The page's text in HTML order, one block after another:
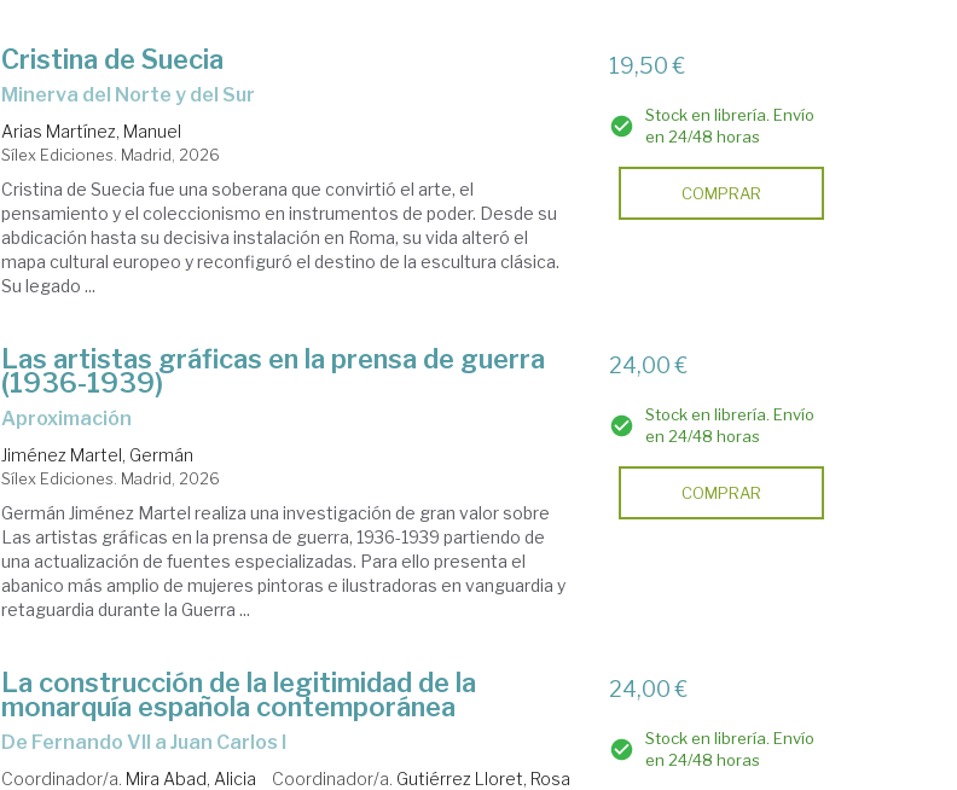
Cristina de Suecia
Minerva del Norte y del Sur
Arias Martínez, Manuel
Sílex Ediciones. Madrid, 2026
Cristina de Suecia fue una soberana que convirtió el arte, el
pensamiento y el coleccionismo en instrumentos de poder. Desde su
abdicación hasta su decisiva instalación en Roma, su vida alteró el
mapa cultural europeo y reconfiguró el destino de la escultura clásica.
Su legado ...
19,50 €
Stock en librería. Envío
en 24/48 horas
COMPRAR
Las artistas gráficas en la prensa de guerra
(1936-1939)
Aproximación
Jiménez Martel, Germán
Sílex Ediciones. Madrid, 2026
Germán Jiménez Martel realiza una investigación de gran valor sobre
Las artistas gráficas en la prensa de guerra, 1936-1939 partiendo de
una actualización de fuentes especializadas. Para ello presenta el
abanico más amplio de mujeres pintoras e ilustradoras en vanguardia y
retaguardia durante la Guerra ...
24,00 €
Stock en librería. Envío
en 24/48 horas
COMPRAR
La construcción de la legitimidad de la
monarquía española contemporánea
De Fernando VII a Juan Carlos I
Coordinador/a. Mira Abad, Alicia Coordinador/a. Gutiérrez Lloret, Rosa
24,00 €
Stock en librería. Envío
en 24/48 horas